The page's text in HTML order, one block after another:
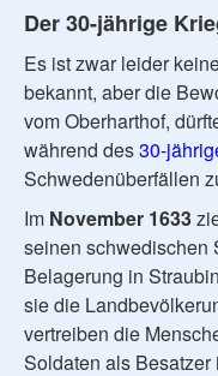
Der 30-jährige
Es ist zwar leider
bekannt, aber die
vom Oberharthof,
während des30-
Schwedenüberfällen
Im November 1633
seinen schwedischen
Belagerung in
sie die
vertreiben die
Soldaten als Besatzer